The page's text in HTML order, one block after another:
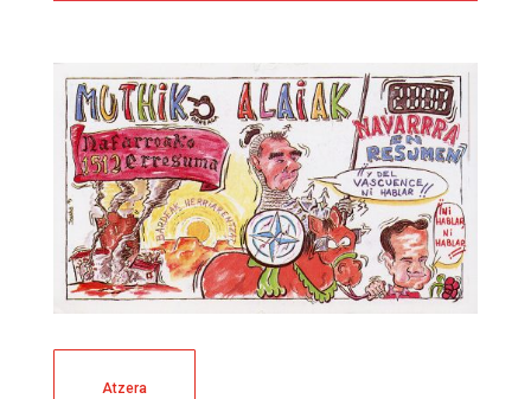
Atzera